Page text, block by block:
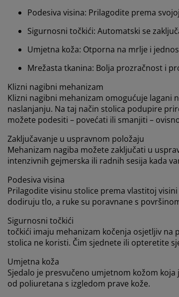
Podesiva visina: Prilagodite prema
Sigurnosni točkići: Automatski se
Umjetna koža: Otporna na mrlje i
Mrežasta tkanina: Bolja prozračnost i
Klizni nagibni mehanizam
Klizni nagibni mehanizam omogućuje lagani
naslanjanju. Na taj način stolica podupire
možete podesiti – povećati ili smanjiti –
Zaključavanje u uspravnom položaju
Mehanizam nagiba možete zaključati u
intenzivnih gejmerska ili radnih sesija kada
Podesiva visina
Prilagodite visinu stolice prema vlastitoj
dodiruju tlo, a ruke su poravnane s
Sigurnosni točkići
točkići imaju mehanizam kočenja osjetljiv na
stolica ne koristi. Čim sjednete ili opteretite
Umjetna koža
Sjedalo je presvučeno umjetnom kožom
od poliuretana s izgledom prave kože.